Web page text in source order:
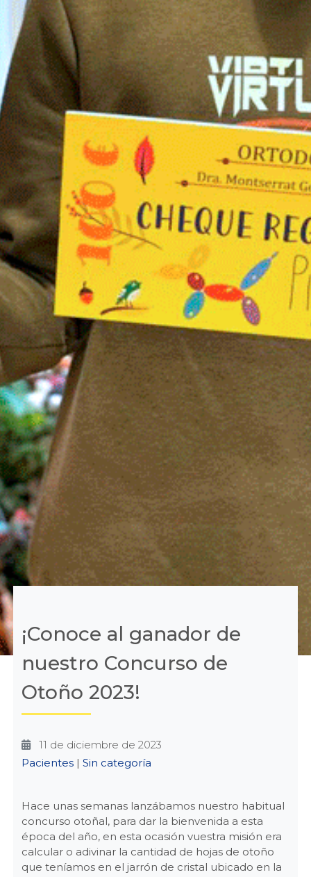
¡Conoce al ganador de
nuestro Concurso de
Otoño 2023!
11 de diciembre de 2023
Categories
Pacientes| Sin categoría
Hace unas semanas lanzábamos nuestro habitual
concurso otoñal, para dar la bienvenida a esta
época del año, en esta ocasión vuestra misión era
calcular o adivinar la cantidad de hojas de otoño
que teníamos en el jarrón de cristal ubicado en la